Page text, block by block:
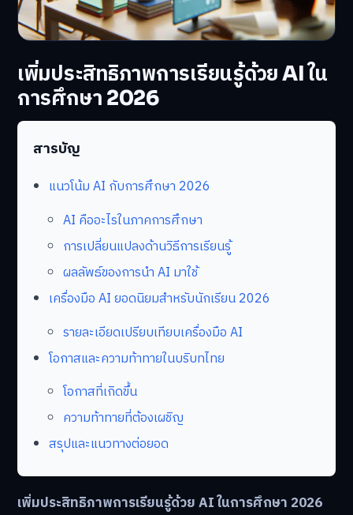
เพิ่มประสิทธิภาพการเรียนรู้ด้วย AI ใน
การศึกษา 2026
สารบัญ
แนวโน้ม AI กับการศึกษา 2026
AI คืออะไรในภาคการศึกษา
การเปลี่ยนแปลงด้านวิธีการเรียนรู้
ผลลัพธ์ของการนำ AI มาใช้
เครื่องมือ AI ยอดนิยมสำหรับนักเรียน 2026
รายละเอียดเปรียบเทียบเครื่องมือ AI
โอกาสและความท้าทายในบริบทไทย
โอกาสที่เกิดขึ้น
ความท้าทายที่ต้องเผชิญ
สรุปและแนวทางต่อยอด
เพิ่มประสิทธิภาพการเรียนรู้ด้วย AI ในการศึกษา 2026